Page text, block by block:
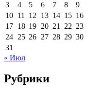
3
4 5 6 7 8
9
10 11 12 13 14 15 16
17 18 19 20 21 22 23
24 25 26 27 28 29 30
31
« Июл
Рубрики